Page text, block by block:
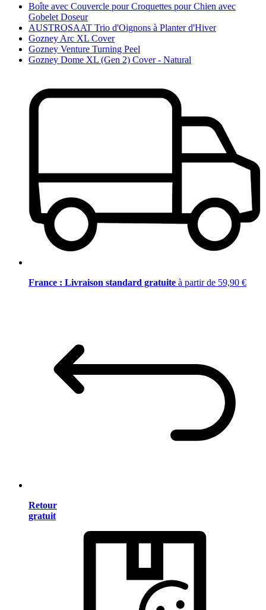
Boîte avec Couvercle pour Croquettes pour Chien avec
Gobelet Doseur
AUSTROSAAT Trio d'Oignons à Planter d'Hiver
Gozney Arc XL Cover
Gozney Venture Turning Peel
Gozney Dome XL (Gen 2) Cover - Natural
France : Livraison standard gratuite à partir de 59,90 €
Retour
gratuit